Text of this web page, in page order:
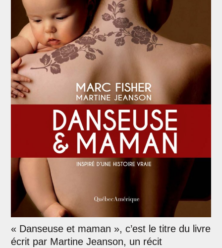
« Danseuse et maman », c’est le titre du livre
écrit par Martine Jeanson, un récit